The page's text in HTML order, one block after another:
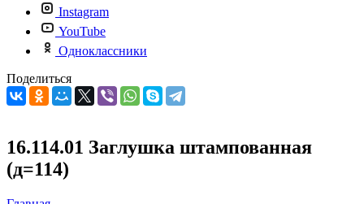
Instagram
YouTube
Одноклассники
Поделиться
16.114.01 Заглушка штампованная
(д=114)